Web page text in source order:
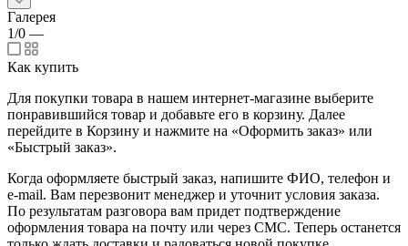
Галерея
1/0 —
Как купить
Для покупки товара в нашем интернет-магазине выберите
понравившийся товар и добавьте его в корзину. Далее
перейдите в Корзину и нажмите на «Оформить заказ» или
«Быстрый заказ».
Когда оформляете быстрый заказ, напишите ФИО, телефон и
e-mail. Вам перезвонит менеджер и уточнит условия заказа.
По результатам разговора вам придет подтверждение
оформления товара на почту или через СМС. Теперь останется